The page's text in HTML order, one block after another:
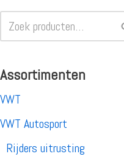
Assortimenten
VWT
VWT Autosport
Rijders uitrusting